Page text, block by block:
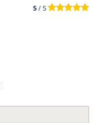
5 / 5